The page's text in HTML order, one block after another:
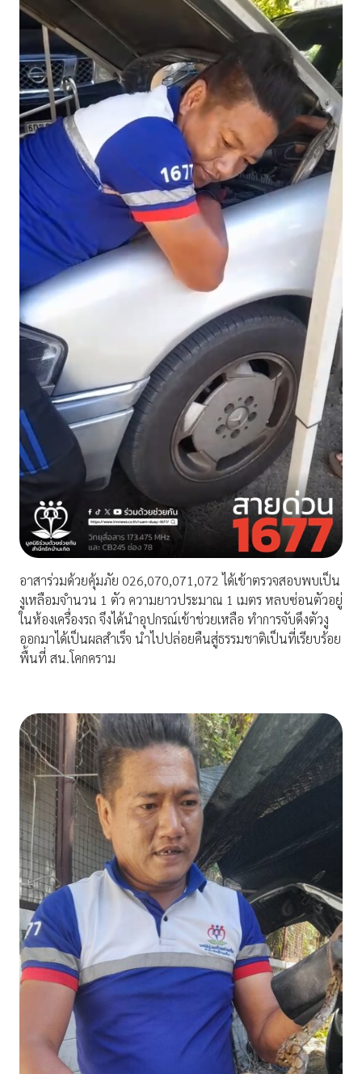
อาสาร่วมด้วยคุ้มภัย 026,070,071,072 ได้เข้าตรวจสอบพบเป็น
งูเหลือมจำนวน 1 ตัว ความยาวประมาณ 1 เมตร หลบซ่อนตัวอยู่
ในห้องเครื่องรถ จึงได้นำอุปกรณ์เข้าช่วยเหลือ ทำการจับดึงตัวงู
ออกมาได้เป็นผลสำเร็จ นำไปปล่อยคืนสู่ธรรมชาติเป็นที่เรียบร้อย
พื้นที่ สน.โคกคราม